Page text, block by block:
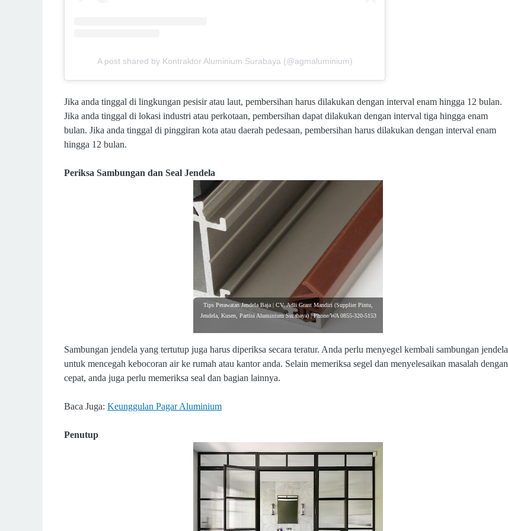
A post shared by Kontraktor Aluminium Surabaya (@agmaluminium)
Jika anda tinggal di lingkungan pesisir atau laut, pembersihan harus dilakukan dengan interval enam hingga 12 bulan.
Jika anda tinggal di lokasi industri atau perkotaan, pembersihan dapat dilakukan dengan interval tiga hingga enam
bulan. Jika anda tinggal di pinggiran kota atau daerah pedesaan, pembersihan harus dilakukan dengan interval enam
hingga 12 bulan.
Periksa Sambungan dan Seal Jendela
Tips Perawatan Jendela Baja | CV. Adli Grant Mandiri (Supplier Pintu,
Jendela, Kusen, Partisi Aluminium Surabaya) | Phone/WA 0855-320-5153
Sambungan jendela yang tertutup juga harus diperiksa secara teratur. Anda perlu menyegel kembali sambungan jendela
untuk mencegah kebocoran air ke rumah atau kantor anda. Selain memeriksa segel dan menyelesaikan masalah dengan
cepat, anda juga perlu memeriksa seal dan bagian lainnya.
Baca Juga: Keunggulan Pagar Aluminium
Penutup